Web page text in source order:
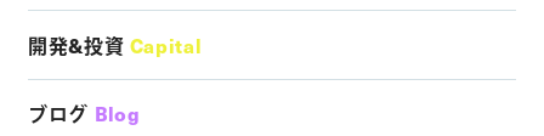
開発&投資 Capital
ブログ Blog